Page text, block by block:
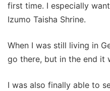
first time. I especially
Izumo Taisha Shrine.
When I was still living in
go there, but in the end it
I was also finally able to